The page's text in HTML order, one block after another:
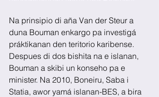
Na prinsipio di aña Van der Steur a
duna Bouman enkargo pa investigá
práktikanan den teritorio karibense.
Despues di dos bishita na e islanan,
Bouman a skibi un konseho pa e
minister. Na 2010, Boneiru, Saba i
Statia, awor yamá islanan-BES, a bira